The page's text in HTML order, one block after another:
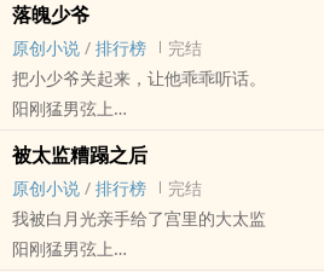
HE - 神怪志异 - 强制爱 - 强弱
‌‍‎高‌‎H‍
鬼王强行占据了书生的房子
书生怕得要命
还不得不乖乖往他怀里钻
于是鬼王又强行占据了书生
这是关于一个超怕鬼的受被xp变态的鬼王
事。
落魄少爷
原创小说 / 排行榜
完结
把小少爷关起来，让他乖乖听话。
阳刚猛男弦上
原创小说 - BL - 长篇 - 完结
狗血 - PTSD - 强制爱 - ‎‎‍1‌v‍‌1‌‍
‌‍‎高‌‎H‍
疯批变态军官x娇气小少爷
狭小的牢房里
被太监糟蹋之后
原创小说 / 排行榜
完结
我被白月光亲手给了宫里的大太监
阳刚猛男弦上